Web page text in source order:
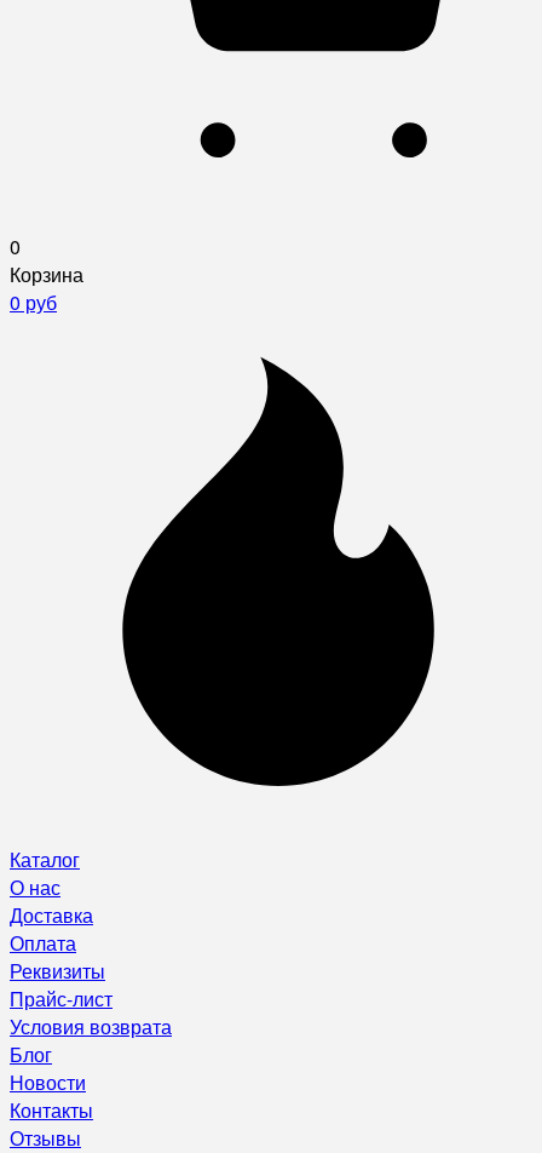
0
Корзина
0 руб
Каталог
О нас
Доставка
Оплата
Реквизиты
Прайс-лист
Условия возврата
Блог
Новости
Контакты
Отзывы